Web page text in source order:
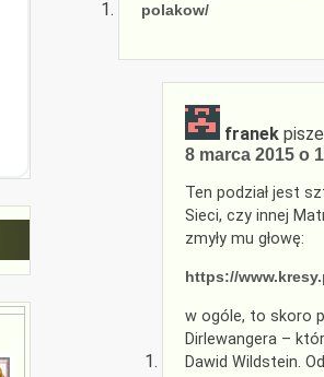
polakow/
franek
8 marca 2015 o
Ten podział jest
Sieci, czy innej
zmyły mu głowę:
https://
w ogóle, to skoro
Dirlewangera –
Dawid Wildstein.